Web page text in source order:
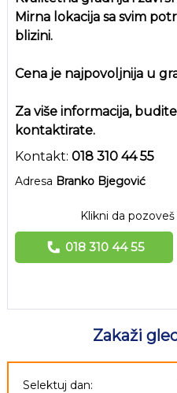
Mirna lokacija sa svim
blizini.
Cena je najpovoljnija u
Za više informacija,
kontaktirate.
Kontakt: 018 310 44 55
Adresa Branko Bjegović
Klikni da
018 310 44 55
Zakaži
Selektuj dan: